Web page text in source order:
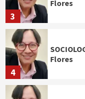
3
Flores
4
Flores